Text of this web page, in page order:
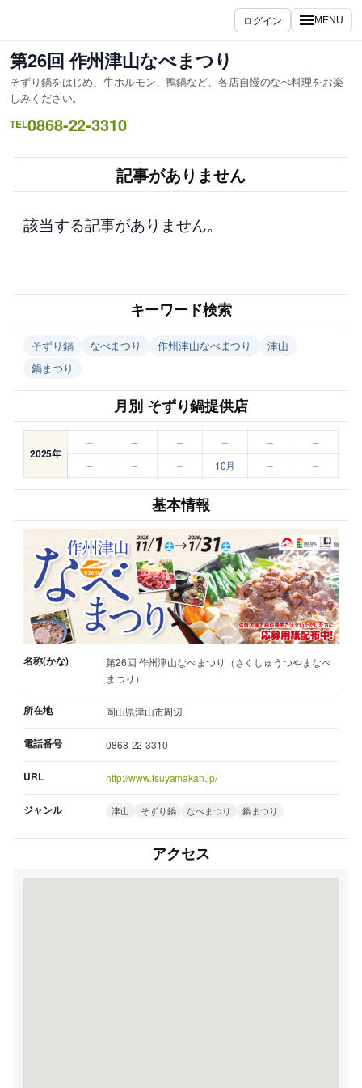
を
ス
キ
ッ
プ
ログイン MENU
第26回 作州津山なべまつり
そずり鍋をはじめ、牛ホルモン、鴨鍋など、各店自慢のなべ料理をお楽
しみください。
TEL0868-22-3310
記事がありません
該当する記事がありません。
キーワード検索
そずり鍋 なべまつり 作州津山なべまつり
津山
鍋まつり
月別 そずり鍋提供店
2025年
– – – – –
–
–
– – 10月 – –
基本情報
名称(かな)
第26回 作州津山なべまつり（さくしゅうつやまなべ
まつり）
所在地 岡山県津山市周辺
電話番号 0868-22-3310
URL http://www.tsuyamakan.jp/
ジャンル 津山 そずり鍋 なべまつり 鍋まつり
アクセス